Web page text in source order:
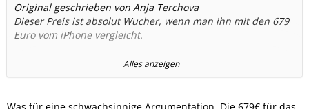
Original geschrieben von Anja Terchova
Dieser Preis ist absolut Wucher, wenn man ihn mit den 679
Euro vom iPhone vergleicht.
Und schnell sinkende Preise bringen auch nur
Neueinsteigern was. Aber wenn jemand vom S3 auf das S4
Alles anzeigen